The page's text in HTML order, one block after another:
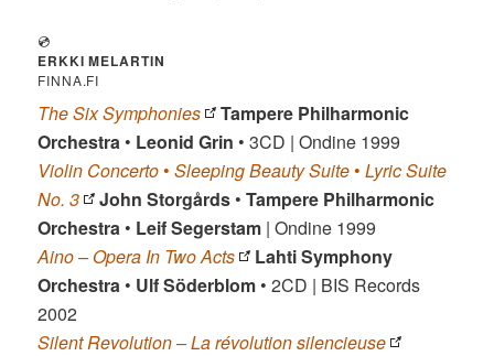
💿
ERKKI MELARTIN
FINNA.FI
The Six Symphonies
Tampere Philharmonic
Orchestra • Leonid Grin • 3CD | Ondine 1999
Violin Concerto•Sleeping Beauty Suite•Lyric Suite
No. 3
John Storgårds •Tampere Philharmonic
Orchestra • Leif Segerstam | Ondine 1999
Aino – Opera In Two Acts
Lahti Symphony
Orchestra • Ulf Söderblom • 2CD | BIS Records
2002
Silent Revolution – La révolution silencieuse